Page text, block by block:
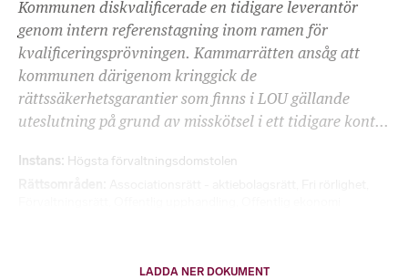
Kommunen diskvalificerade en tidigare leverantör
genom intern referenstagning inom ramen för
kvalificeringsprövningen. Kammarrätten ansåg att
kommunen därigenom kringgick de
rättssäkerhetsgarantier som finns i LOU gällande
uteslutning på grund av misskötsel i ett tidigare kont...
Instans Högsta förvaltningsdomstolen
LADDA NER DOKUMENT